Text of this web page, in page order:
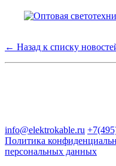
← Назад к списку
info@elektrokable.ru
Политика
персональных данных